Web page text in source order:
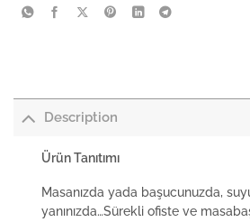
Description
Ürün Tanıtımı
Masanızda yada başucunuzda,
yanınızda…Sürekli ofiste ve